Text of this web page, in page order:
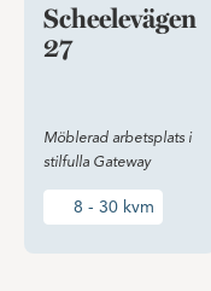
Scheelevägen
27
Möblerad arbetsplats i
stilfulla Gateway
8 - 30 kvm